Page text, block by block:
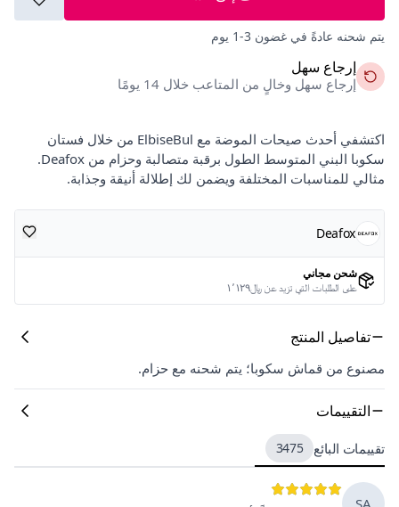
يتم شحنه عادةً في غضون 3-1 يوم
إرجاع سهل
إرجاع سهل وخالٍ من المتاعب خلال 14 يومًا
اكتشفي أحدث صيحات الموضة مع ElbiseBul من خلال فستان
سكوبا البني المتوسط الطول برقبة متصالبة وحزام من Deafox.
مثالي للمناسبات المختلفة ويضمن لك إطلالة أنيقة وجذابة.
Deafox
شحن مجاني
على الطلبات التي تزيد عن ﷼١٬١٢٩
تفاصيل المنتج
مصنوع من قماش سكوبا؛ يتم شحنه مع حزام.
التقييمات
تقييمات البائع 3475
SA